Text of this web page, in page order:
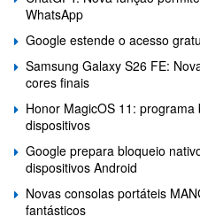
WhatsApp
Google estende o acesso
Samsung Galaxy S26 FE:
cores finais
Honor MagicOS 11:
dispositivos
Google prepara bloqueio
dispositivos Android
Novas consolas portáteis
fantásticos